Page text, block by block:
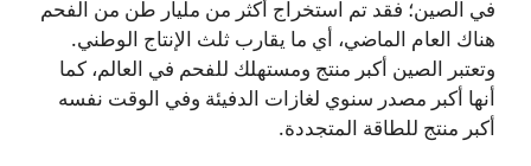
في الصين؛ فقد تم استخراج أكثر من مليار طن من الفحم
هناك العام الماضي، أي ما يقارب ثلث الإنتاج الوطني.
وتعتبر الصين أكبر منتج ومستهلك للفحم في العالم، كما
أنها أكبر مصدر سنوي لغازات الدفيئة وفي الوقت نفسه
أكبر منتج للطاقة المتجددة.